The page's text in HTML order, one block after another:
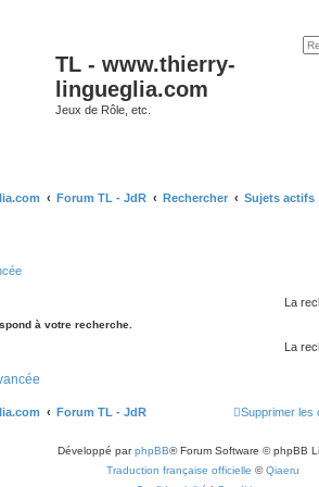
TL - www.thierry-
lingueglia.com
Jeux de Rôle, etc.
Forum TL - JdR Rechercher Sujets actifs
La
à votre recherche.
La
Forum TL - JdR Supprimer les
Développé parphpBB® Forum Software © phpBB
Traduction française officielle ©Qiaeru